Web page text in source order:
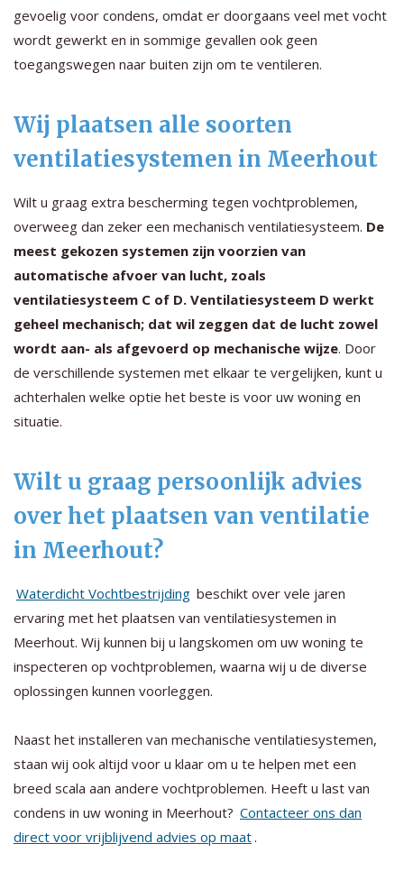
gevoelig voor condens, omdat er doorgaans veel met vocht
wordt gewerkt en in sommige gevallen ook geen
toegangswegen naar buiten zijn om te ventileren.
Wij plaatsen alle soorten
ventilatiesystemen in Meerhout
Wilt u graag extra bescherming tegen vochtproblemen,
overweeg dan zeker een mechanisch ventilatiesysteem. De
meest gekozen systemen zijn voorzien van
automatische afvoer van lucht, zoals
ventilatiesysteem C of D. Ventilatiesysteem D werkt
geheel mechanisch; dat wil zeggen dat de lucht zowel
wordt aan- als afgevoerd op mechanische wijze. Door
de verschillende systemen met elkaar te vergelijken, kunt u
achterhalen welke optie het beste is voor uw woning en
situatie.
Wilt u graag persoonlijk advies
over het plaatsen van ventilatie
in Meerhout?
Waterdicht Vochtbestrijding beschikt over vele jaren
ervaring met het plaatsen van ventilatiesystemen in
Meerhout. Wij kunnen bij u langskomen om uw woning te
inspecteren op vochtproblemen, waarna wij u de diverse
oplossingen kunnen voorleggen.
Naast het installeren van mechanische ventilatiesystemen,
staan wij ook altijd voor u klaar om u te helpen met een
breed scala aan andere vochtproblemen. Heeft u last van
condens in uw woning in Meerhout? Contacteer ons dan
direct voor vrijblijvend advies op maat .